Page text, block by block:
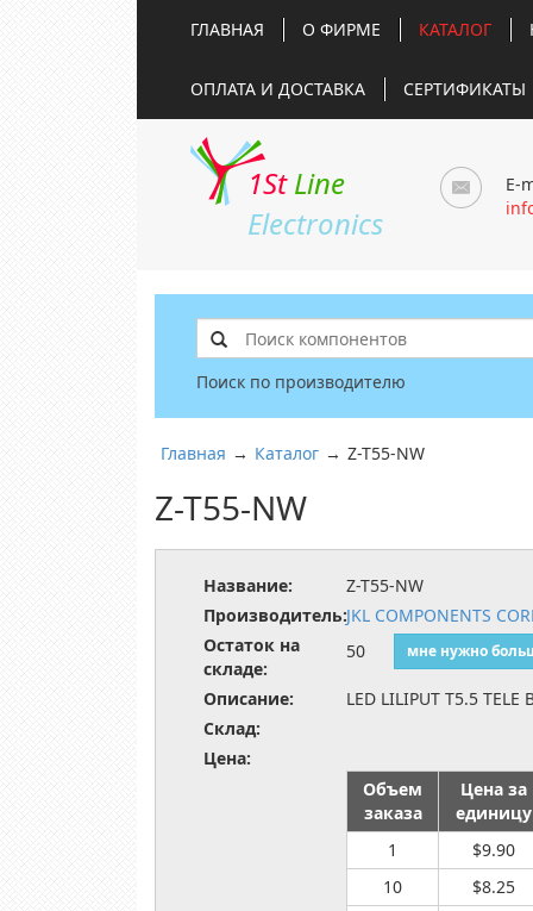
ГЛАВНАЯ О ФИРМЕ КАТАЛОГ
ОПЛАТА И ДОСТАВКА СЕРТИФИКАТЫ
1St Line
Electronics
E-
Поиск по производителю
Главная → Каталог → Z-T55-NW
Z-T55-NW
Название:
Z-T55-NW
Производитель:JKL COMPONENTS
Остаток на
складе:
50 мне нужно
Описание:
LED LILIPUT T5.5 TELE
Склад:
Цена:
Объем
заказа
Цена за
единицу
1
$9.90
10
$8.25